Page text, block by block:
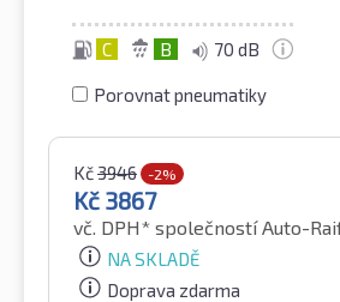
C B 70 dB
Porovnat pneumatiky
Kč3946 -2%
Kč 3867
vč. DPH* společností Auto-
NA SKLADĚ
Doprava zdarma